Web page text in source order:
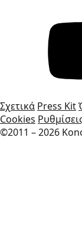
Σχετικά Press Kit
Cookies
©2011 – 2026